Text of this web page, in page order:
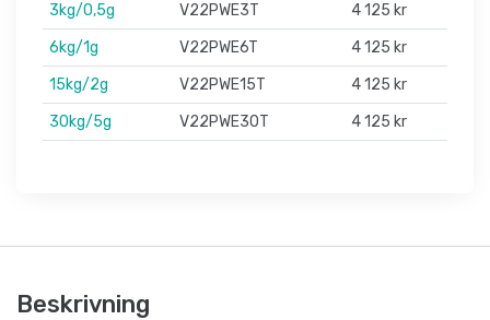
3kg/0,5g
V22PWE3T
4 125 kr
6kg/1g
V22PWE6T
4 125 kr
15kg/2g
V22PWE15T
4 125 kr
30kg/5g
V22PWE30T 4 125 kr
Beskrivning